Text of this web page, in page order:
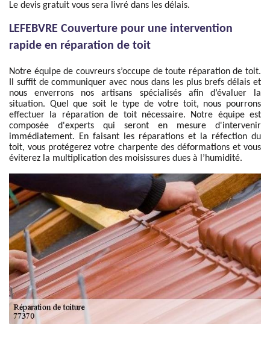
Le devis gratuit vous sera livré dans les délais.
LEFEBVRE Couverture pour une intervention
rapide en réparation de toit
Notre équipe de couvreurs s’occupe de toute réparation de toit.
Il suffit de communiquer avec nous dans les plus brefs délais et
nous enverrons nos artisans spécialisés afin d’évaluer la
situation. Quel que soit le type de votre toit, nous pourrons
effectuer la réparation de toit nécessaire. Notre équipe est
composée d'experts qui seront en mesure d'intervenir
immédiatement. En faisant les réparations et la réfection du
toit, vous protégerez votre charpente des déformations et vous
éviterez la multiplication des moisissures dues à l’humidité.